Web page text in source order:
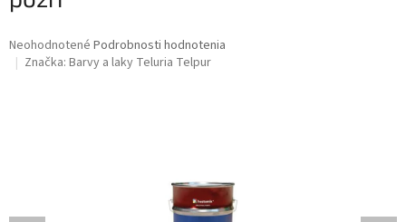
Priemerné
hodnotenie
Neohodnotené Podrobnosti hodnotenia
Značka: Barvy a laky Teluria Telpur